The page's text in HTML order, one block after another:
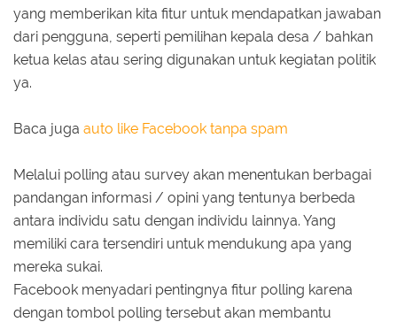
yang memberikan kita fitur untuk mendapatkan jawaban
dari pengguna, seperti pemilihan kepala desa / bahkan
ketua kelas atau sering digunakan untuk kegiatan politik
ya.
Baca juga auto like Facebook tanpa spam
Melalui polling atau survey akan menentukan berbagai
pandangan informasi / opini yang tentunya berbeda
antara individu satu dengan individu lainnya. Yang
memiliki cara tersendiri untuk mendukung apa yang
mereka sukai.
Facebook menyadari pentingnya fitur polling karena
dengan tombol polling tersebut akan membantu